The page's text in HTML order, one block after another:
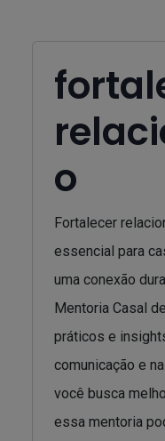
o
Fortalecer
essencial para
uma conexão
Mentoria Casal
práticos e
comunicação e
você busca
essa mentoria